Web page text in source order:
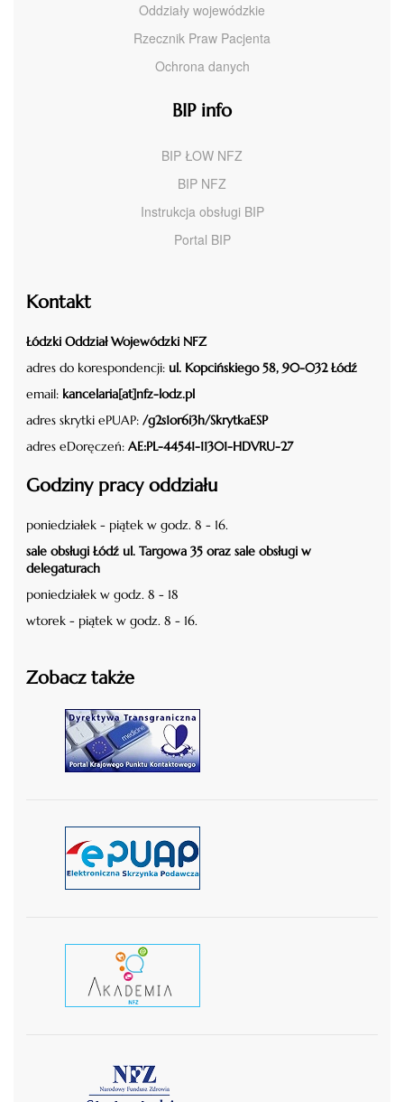
Oddziały wojewódzkie
Rzecznik Praw Pacjenta
Ochrona danych
BIP info
BIP ŁOW NFZ
BIP NFZ
Instrukcja obsługi BIP
Portal BIP
Kontakt
Łódzki Oddział Wojewódzki NFZ
adres do korespondencji: ul. Kopcińskiego 58, 90-032 Łódź
email: kancelaria[at]nfz-lodz.pl
adres skrytki ePUAP: /g2s1or6i3h/SkrytkaESP
adres eDoręczeń: AE:PL-44541-11301-HDVRU-27
Godziny pracy oddziału
poniedziałek - piątek w godz. 8 - 16.
sale obsługi Łódź ul. Targowa 35 oraz sale obsługi w
delegaturach
poniedziałek w godz. 8 - 18
wtorek - piątek w godz. 8 - 16.
Zobacz także
czytaj więcej
czytaj więcej
czytaj więcej